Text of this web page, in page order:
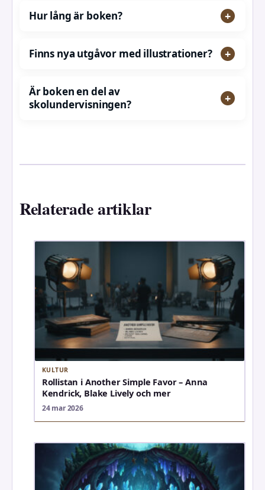
Hur lång är boken?
Finns nya utgåvor med illustrationer?
Är boken en del av
skolundervisningen?
Relaterade artiklar
KULTUR
Rollistan i Another Simple Favor – Anna
Kendrick, Blake Lively och mer
24 mar 2026